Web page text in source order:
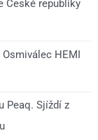
České republiky
HEMI
Peaq. Sjíždí z